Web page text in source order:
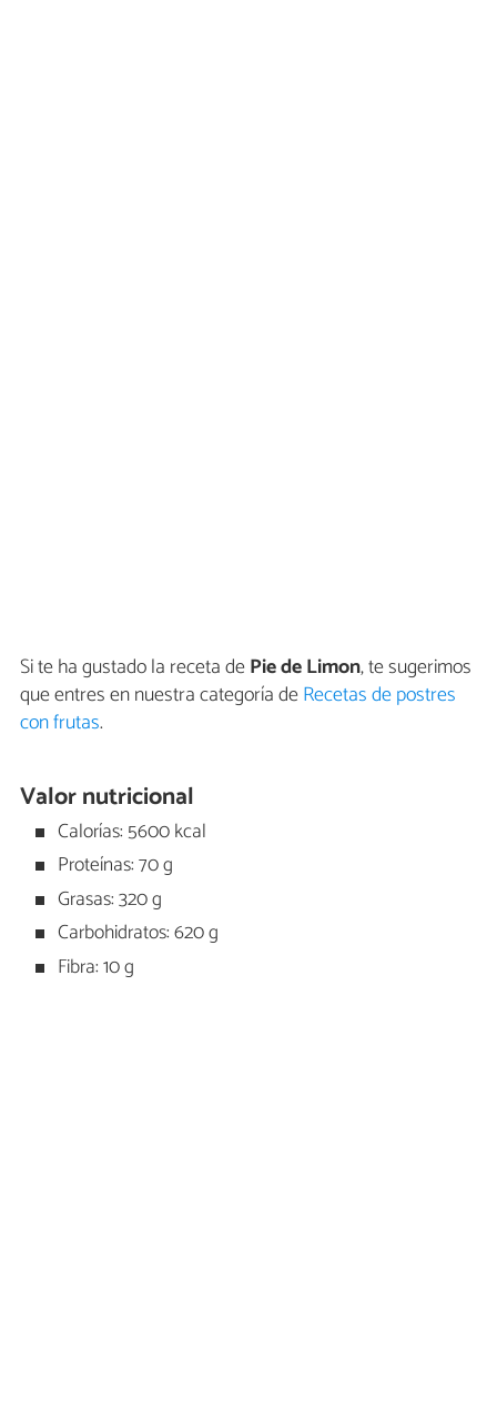
Si te ha gustado la receta dePie de Limon, te sugerimos
que entres en nuestra categoría deRecetas de postres
con frutas.
Valor nutricional
Calorías: 5600 kcal
Proteínas: 70 g
Grasas: 320 g
Carbohidratos: 620 g
Fibra: 10 g